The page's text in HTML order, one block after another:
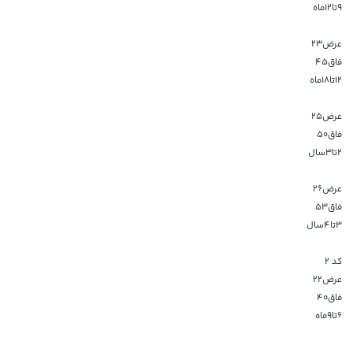
۹تا۱۲ماه
عرض۲۳
فاق۴۵
۱۲تا۱۸ماه
عرض۲۵
فاق۵۰
۲تا۳سال
عرض۲۶
فاق۵۳
۳تا۴سال
کد ۲
عرض۲۲
فاق۴۰
۶تا۹ماه